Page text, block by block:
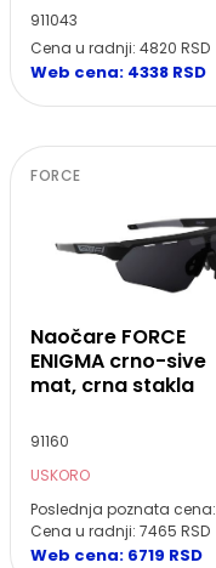
911043
Cena u radnji: 4820 RSD
Web cena: 4338 RSD
FORCE
Naočare FORCE
ENIGMA crno-sive
mat, crna stakla
91160
USKORO
Poslednja poznata cena:
Cena u radnji: 7465 RSD
Web cena: 6719 RSD